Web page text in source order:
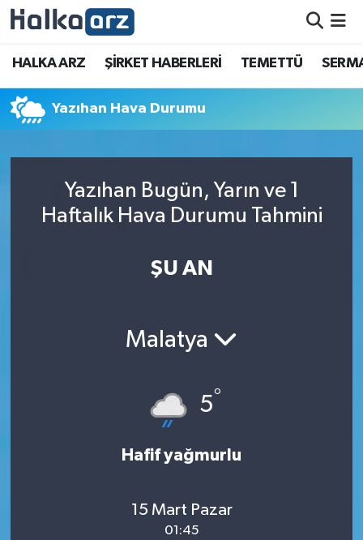
HALKA ARZ ŞİRKET HABERLERİ TEMETTÜ
Yazıhan Hava Durumu
Yazıhan Bugün, Yarın ve 1
Haftalık Hava Durumu Tahmini
ŞU AN
Malatya
5°
Hafif yağmurlu
15 Mart Pazar
01:45
HALKA ARZ
SERMAYE ARTIRIMI
TEMETTÜ
İletişim